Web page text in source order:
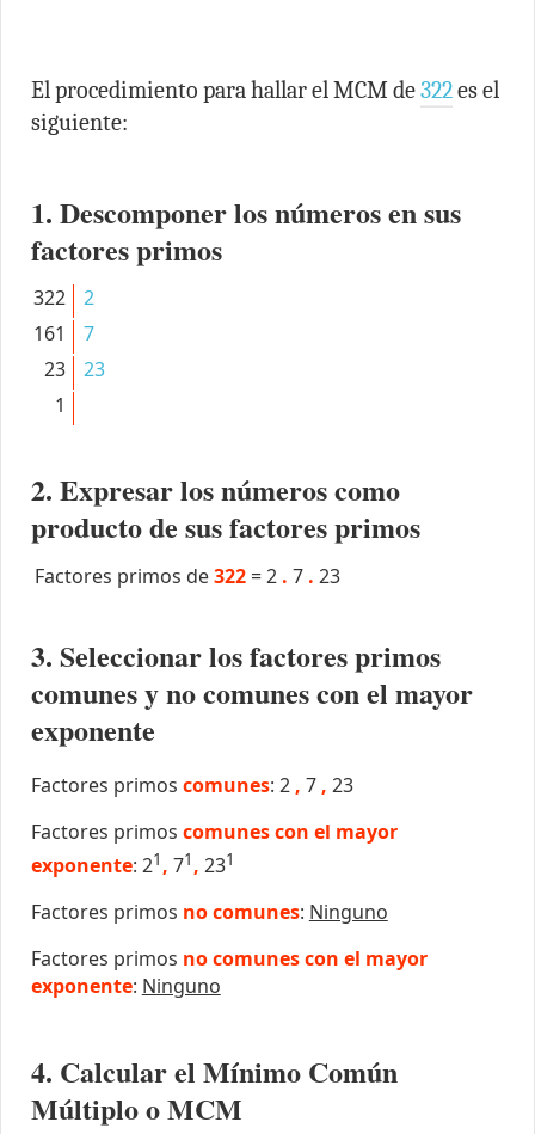
El procedimiento para hallar el MCM de322es el
siguiente:
1. Descomponer los números en sus
factores primos
322
2
161
7
23
23
1
2. Expresar los números como
producto de sus factores primos
Factores primos de322 =2 . 7 . 23
3. Seleccionar los factores primos
comunes y no comunes con el mayor
exponente
Factores primos comunes: 2 , 7 , 23
Factores primos comunes con el mayor
exponente: 21 , 71 , 231
Factores primos no comunes: Ninguno
Factores primos no comunes con el mayor
exponente: Ninguno
4. Calcular el Mínimo Común
Múltiplo o MCM